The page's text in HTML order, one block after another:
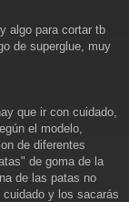
algo para cortar tb
de superglue, muy
que ir con cuidado,
el modelo,
de diferentes
de goma de la
de las patas no
y los sacarás